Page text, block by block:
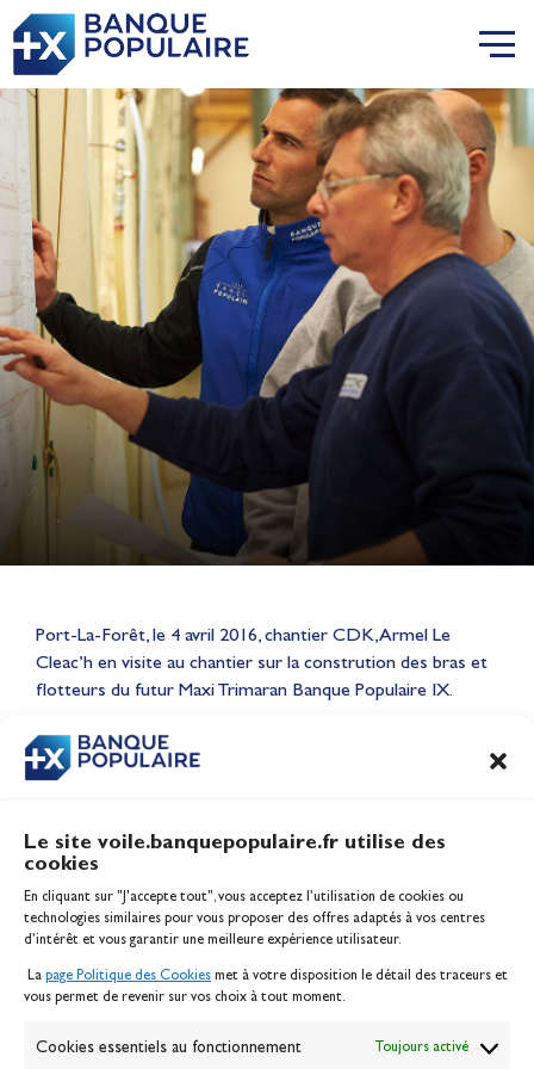
Le site voile.banquepopulaire.fr utilise des
cookies
En cliquant sur "J'accepte tout", vous acceptez l’utilisation de cookies ou
technologies similaires pour vous proposer des offres adaptés à vos centres
d’intérêt et vous garantir une meilleure expérience utilisateur.
La page Politique des Cookies met à votre disposition le détail des traceurs et
vous permet de revenir sur vos choix à tout moment.
Cookies essentiels au fonctionnement Toujours activé
Port-La-Forêt, le 4 avril 2016, chantier CDK, Armel Le
Cleac’h en visite au chantier sur la constrution des bras et
flotteurs du futur Maxi Trimaran Banque Populaire IX.
CONTENU
Beach, sur le plan d'eau des
Jeux Olympiques 2028
Inscription serveur média
Contact
Politique des cookies
Banque de la voile